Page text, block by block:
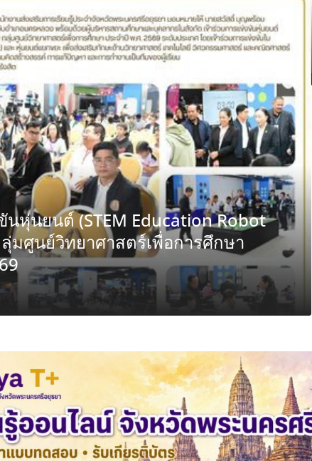
อนที่ร่วมจัดกิจกรรมส่งเสริมการเรียนรู้
ะชาชนอำเภอพระนครศรีอยุธยา